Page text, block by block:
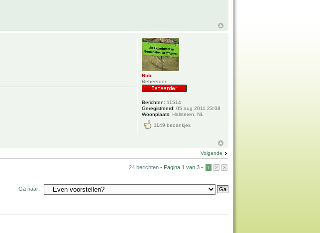
Rob
Beheerder
Berichten: 11514
Geregistreerd: 05 aug 2011 23:08
Woonplaats: Halsteren, NL
1149 bedankjes
Volgende
24 berichten • Pagina 1 van 3 • 1 2 3
Ga naar: